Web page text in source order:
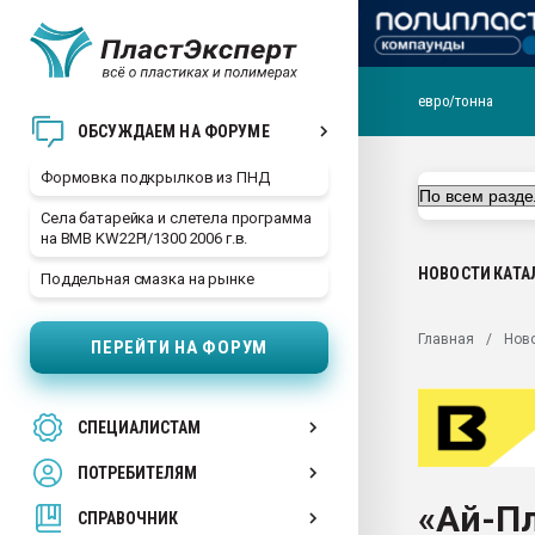
ОБСУЖДАЕМ НА ФОРУМЕ
Формовка подкрылков из ПНД
Села батарейка и слетела программа
на BMB KW22PI/1300 2006 г.в.
Поддельная смазка на рынке
ПЕРЕЙТИ НА ФОРУМ
СПЕЦИАЛИСТАМ
ПОТРЕБИТЕЛЯМ
СПРАВОЧНИК
29.07.2026 ФРП помог
Вакуум-формовочные
28.07.2026
первый план в
пластмасс
ситуацией на
евро/тонна
НОВОСТИ
Главная
«Ай-